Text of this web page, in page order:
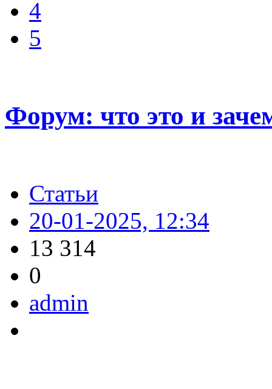
4
5
Форум: что это и
Статьи
20-01-2025, 12:34
13 314
0
admin